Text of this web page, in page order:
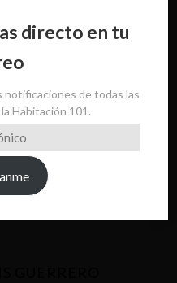
directo en tu
notificaciones de todas las
Habitación 101.